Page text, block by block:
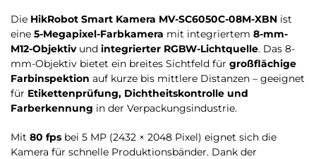
Die HikRobot Smart Kamera MV-SC6050C-08M-XBN ist
eine 5-Megapixel-Farbkamera mit integriertem 8-mm-
M12-Objektivund integrierter RGBW-Lichtquelle. Das 8-
mm-Objektiv bietet ein breites Sichtfeld für großflächige
Farbinspektion auf kurze bis mittlere Distanzen – geeignet
für Etikettenprüfung, Dichtheitskontrolle und
Farberkennung in der Verpackungsindustrie.
Mit 80 fps bei 5 MP (2432 × 2048 Pixel) eignet sich die
Kamera für schnelle Produktionsbänder. Dank der